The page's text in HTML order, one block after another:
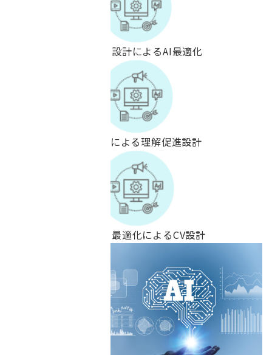
構造化データ・見出し設計によるAI最適化
FAQ・比較コンテンツによる理解促進設計
回遊・導線・フォーム最適化によるCV設計